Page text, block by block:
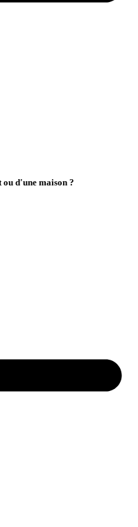
d'une maison ?